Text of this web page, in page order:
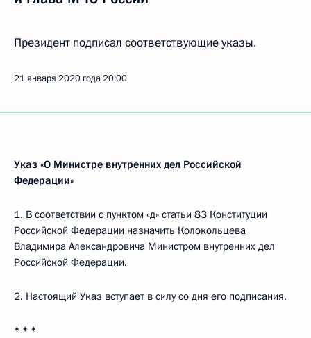
Президент подписал соответствующие указы.
21 января 2020 года20:00
Указ «О Министре внутренних дел Российской
Федерации»
1. В соответствии с пунктом «д» статьи 83 Конституции
Российской Федерации назначить Колокольцева
Владимира Александровича Министром внутренних дел
Российской Федерации.
2. Настоящий Указ вступает в силу со дня его подписания.
* * *